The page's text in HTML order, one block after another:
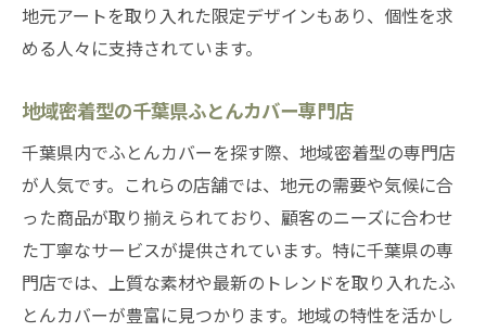
地元アートを取り入れた限定デザインもあり、個性を求
める人々に支持されています。
地域密着型の千葉県ふとんカバー専門店
千葉県内でふとんカバーを探す際、地域密着型の専門店
が人気です。これらの店舗では、地元の需要や気候に合
った商品が取り揃えられており、顧客のニーズに合わせ
た丁寧なサービスが提供されています。特に千葉県の専
門店では、上質な素材や最新のトレンドを取り入れたふ
とんカバーが豊富に見つかります。地域の特性を活かし